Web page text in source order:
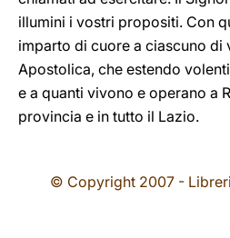
illumini i vostri propositi. Con
imparto di cuore a ciascuno di
Apostolica, che estendo
e a quanti vivono e operano a
provincia e in tutto il Lazio.
© Copyright 2007 -